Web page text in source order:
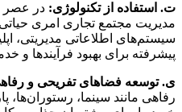
ت. استفاده از تکنولوژی: در عصر
مدیریت مجتمع تجاری امری
سیستم‌های اطلاعاتی مدیریتی،
پیشرفته برای بهبود فرآیندها و
ی. توسعه فضاهای تفریحی و
رفاهی مانند سینما، رستوران‌ها،